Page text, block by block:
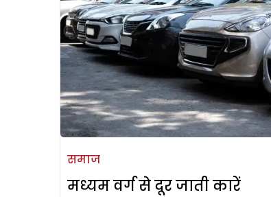
समाज
मध्यम वर्ग से दूर जाती कारें